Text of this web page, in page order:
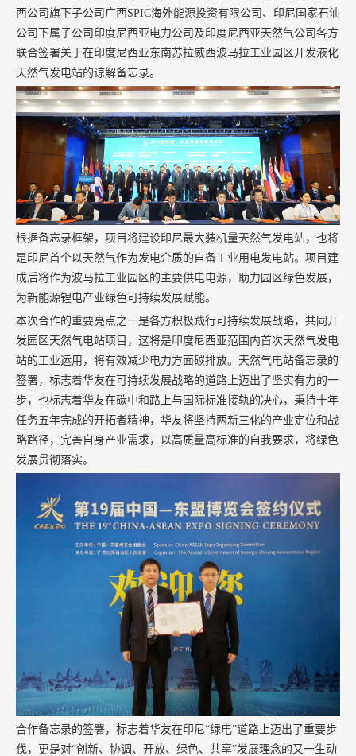
西公司旗下子公司广西SPIC海外能源投资有限公司、印尼国家石油
公司下属子公司印度尼西亚电力公司及印度尼西亚天然气公司各方
联合签署关于在印度尼西亚东南苏拉威西波马拉工业园区开发液化
天然气发电站的谅解备忘录。
根据备忘录框架，项目将建设印尼最大装机量天然气发电站，也将
是印尼首个以天然气作为发电介质的自备工业用电发电站。项目建
成后将作为波马拉工业园区的主要供电电源，助力园区绿色发展，
为新能源锂电产业绿色可持续发展赋能。
本次合作的重要亮点之一是各方积极践行可持续发展战略，共同开
发园区天然气电站项目，这将是印度尼西亚范围内首次天然气发电
站的工业运用，将有效减少电力方面碳排放。天然气电站备忘录的
签署，标志着华友在可持续发展战略的道路上迈出了坚实有力的一
步，也标志着华友在碳中和路上与国际标准接轨的决心，秉持十年
任务五年完成的开拓者精神，华友将坚持两新三化的产业定位和战
略路径，完善自身产业需求，以高质量高标准的自我要求，将绿色
发展贯彻落实。
合作备忘录的签署，标志着华友在印尼“绿电”道路上迈出了重要步
伐，更是对“创新、协调、开放、绿色、共享”发展理念的又一生动